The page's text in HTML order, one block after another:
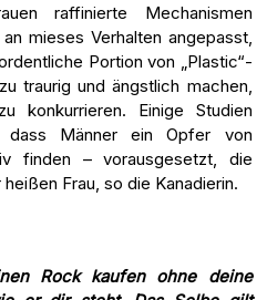
raffinierte Mechanismen
mieses Verhalten angepasst,
Portion von „Plastic“-
traurig und ängstlich machen,
konkurrieren. Einige Studien
dass Männer ein Opfer von
finden – vorausgesetzt, die
Frau, so die Kanadierin.
Rock kaufen ohne deine